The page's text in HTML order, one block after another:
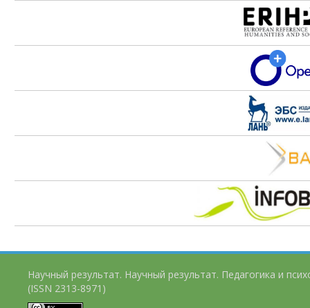
Научный результат. Научный результат. Педагогика и
(ISSN 2313-8971)